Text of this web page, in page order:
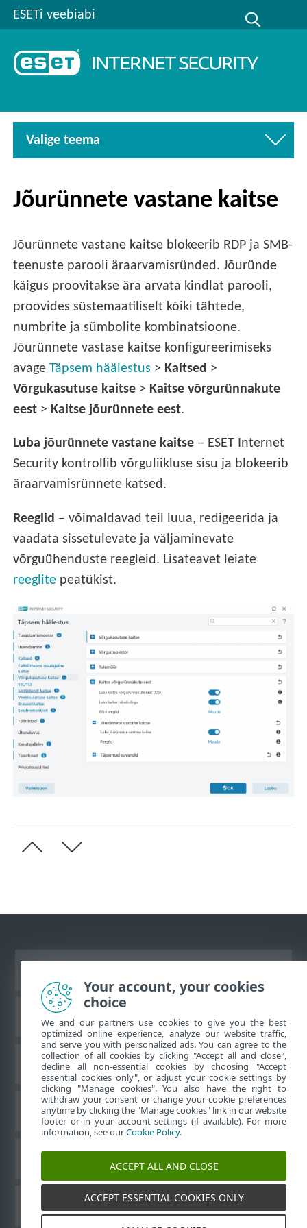
ESETi veebiabi
Valige teema
Jõurünnete vastane kaitse
Jõurünnete vastane kaitse blokeerib RDP ja SMB-
teenuste parooli äraarvamisründed. Jõuründe
käigus proovitakse ära arvata kindlat parooli,
proovides süstemaatiliselt kõiki tähtede,
numbrite ja sümbolite kombinatsioone.
Jõurünnete vastase kaitse konfigureerimiseks
avageTäpsem häälestus > Kaitsed >
Võrgukasutuse kaitse > Kaitse võrgurünnakute
eest > Kaitse jõurünnete eest.
Luba jõurünnete vastane kaitse – ESET Internet
Security kontrollib võrguliikluse sisu ja blokeerib
äraarvamisrünnete katsed.
Reeglid – võimaldavad teil luua, redigeerida ja
vaadata sissetulevate ja väljaminevate
võrguühenduste reegleid. Lisateavet leiate
reeglite peatükist.
ESET teadmistebaas
ESET-i foorum
Piirkondlik tugi
Muud ESET-i tooted
Your account, your cookies
choice
We and our partners use cookies to give you the best
optimized online experience, analyze our website traffic,
and serve you with personalized ads. You can agree to the
collection of all cookies by clicking "Accept all and close",
decline all non-essential cookies by choosing "Accept
essential cookies only", or adjust your cookie settings by
clicking "Manage cookies". You also have the right to
withdraw your consent or change your cookie preferences
anytime by clicking the "Manage cookies" link in our website
footer or in your account settings (if available). For more
information, see ourCookie Policy.
ACCEPT ALL AND CLOSE
ACCEPT ESSENTIAL COOKIES ONLY